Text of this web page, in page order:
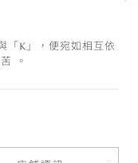
「K」，便宛如相互依
。